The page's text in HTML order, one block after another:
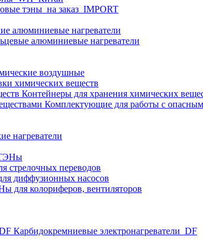
тэны_на заказ_IMPORT
алюминиевые нагреватели
алюминиевые нагреватели
воздушные
химических веществ
Контейнеры для хранения химических
Комплектующие для работы с
нагреватели
ТЭНы
стрелочных переводов
диффузионных насосов
для колориферов, вентиляторов
Карбидокремниевые электронагреватели_DF